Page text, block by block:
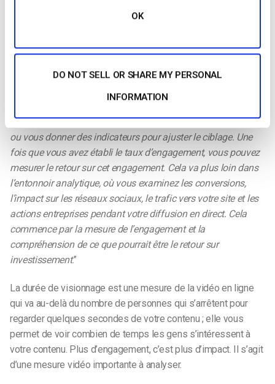
OK
DO NOT SELL OR SHARE MY PERSONAL
INFORMATION
. Plus les gens sont intéressés par une vidéo ou
indicateur clé pour mesurer le succès de vos diffusions en
Il peut vous indiquer si vous touchez les bonnes personnes
ou vous donner des indicateurs pour ajuster le ciblage. Une
fois que vous avez établi le taux d’engagement, vous pouvez
mesurer le retour sur cet engagement. Cela va plus loin dans
l’entonnoir analytique, où vous examinez les conversions,
l’impact sur les réseaux sociaux, le trafic vers votre site et les
actions entreprises pendant votre diffusion en direct. Cela
commence par la mesure de l’engagement et la
compréhension de ce que pourrait être le retour sur
investissement.”
La durée de visionnage est une mesure de la vidéo en ligne
qui va au-delà du nombre de personnes qui s’arrêtent pour
regarder quelques secondes de votre contenu ; elle vous
permet de voir combien de temps les gens s’intéressent à
votre contenu. Plus d’engagement, c’est plus d’impact. Il s’agit
d’une mesure vidéo importante à analyser.